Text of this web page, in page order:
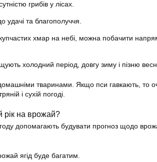
грибів у лісах.
та благополуччя.
хмар на небі, можна побачити
холодний період, довгу зиму і пізню
тваринами. Якщо пси гавкають, то
і сухій погоді.
рік на врожай?
допомагають будувати прогноз щодо
ягід буде багатим.